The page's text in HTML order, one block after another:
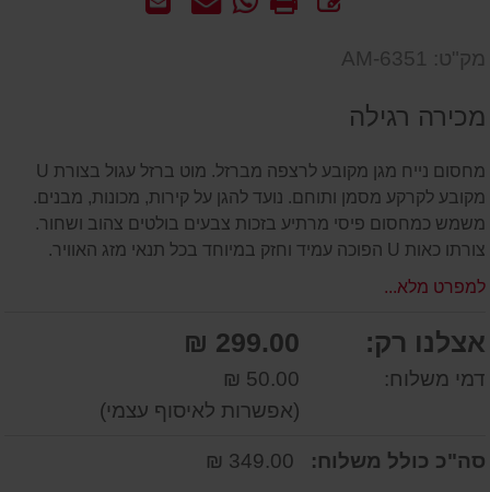
מק"ט: AM-6351
מכירה רגילה
מחסום נייח מגן מקובע לרצפה מברזל. מוט ברזל עגול בצורת U
מקובע לקרקע מסמן ותוחם. נועד להגן על קירות, מכונות, מבנים.
משמש כמחסום פיסי מרתיע בזכות צבעים בולטים צהוב ושחור.
צורתו כאות U הפוכה עמיד וחזק במיוחד בכל תנאי מזג האוויר.
למפרט מלא...
אצלנו רק: 299.00 ₪
דמי משלוח:
50.00 ₪
(אפשרות לאיסוף עצמי)
סה"כ כולל משלוח: